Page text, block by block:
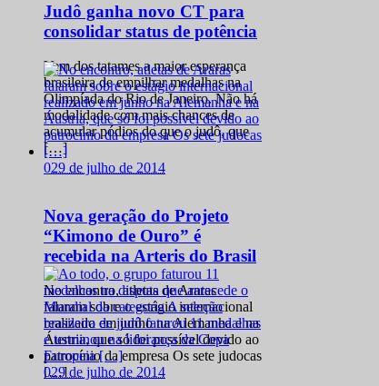
Judô ganha novo CT para
consolidar status de potência
Vem dos tatames a maior esperança
brasileira de empilhar medalhas na
Olimpíada do Rio de Janeiro. Não há
modalidade com mais chances de
acumular pódios do que o judô, que
[…]
029 de julho de 2014
Nova geração do Projeto
“Kimono de Ouro” é
recebida na Arteris do Brasil
No encontro, atletas de Araras
falaram sobre o estágio internacional
realizado em junho na Alemanha e na
Áustria, que só foi possível devido ao
patrocínio da empresa Os sete judocas
[…]
029 de julho de 2014